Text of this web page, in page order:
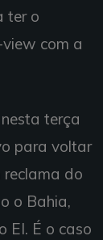
ter o
com a
terça
para voltar
reclama do
o Bahia,
EI. É o caso